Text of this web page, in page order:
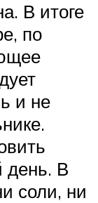
В итоге
по
и не
день. В
соли, ни